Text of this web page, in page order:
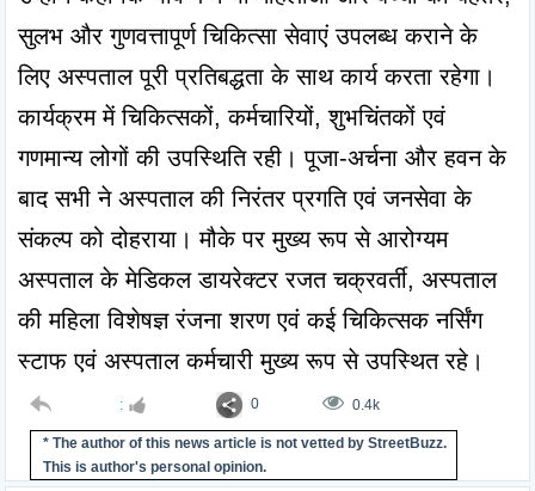
सुलभ और गुणवत्तापूर्ण चिकित्सा सेवाएं उपलब्ध कराने के
लिए अस्पताल पूरी प्रतिबद्धता के साथ कार्य करता रहेगा।
कार्यक्रम में चिकित्सकों, कर्मचारियों, शुभचिंतकों एवं
गणमान्य लोगों की उपस्थिति रही। पूजा-अर्चना और हवन के
बाद सभी ने अस्पताल की निरंतर प्रगति एवं जनसेवा के
संकल्प को दोहराया। मौके पर मुख्य रूप से आरोग्यम
अस्पताल के मेडिकल डायरेक्टर रजत चक्रवर्ती, अस्पताल
की महिला विशेषज्ञ रंजना शरण एवं कई चिकित्सक नर्सिंग
स्टाफ एवं अस्पताल कर्मचारी मुख्य रूप से उपस्थित रहे।
: 0 0.4k
* The author of this news article is not vetted by StreetBuzz.
This is author's personal opinion.